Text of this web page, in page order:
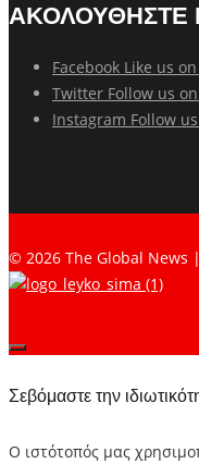
ΑΚΟΛΟΥΘΗΣΤΕ
Facebook Like us
Twitter Follow us
Instagram Follow
© 2026 The Global News
Σεβόμαστε την
Ο ιστότοπός μας